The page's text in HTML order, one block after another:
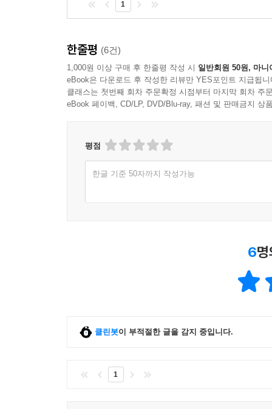
1
한줄평(6건)
1,000원 이상 구매 후 한줄평 작성 시 일반회원 50원, 마니
eBook은 다운로드 후 작성한 리뷰만 YES포인트 지급됩니
클래스는 첫번째 회차 주문확정 시점부터 마지막 회차 주
평점
6